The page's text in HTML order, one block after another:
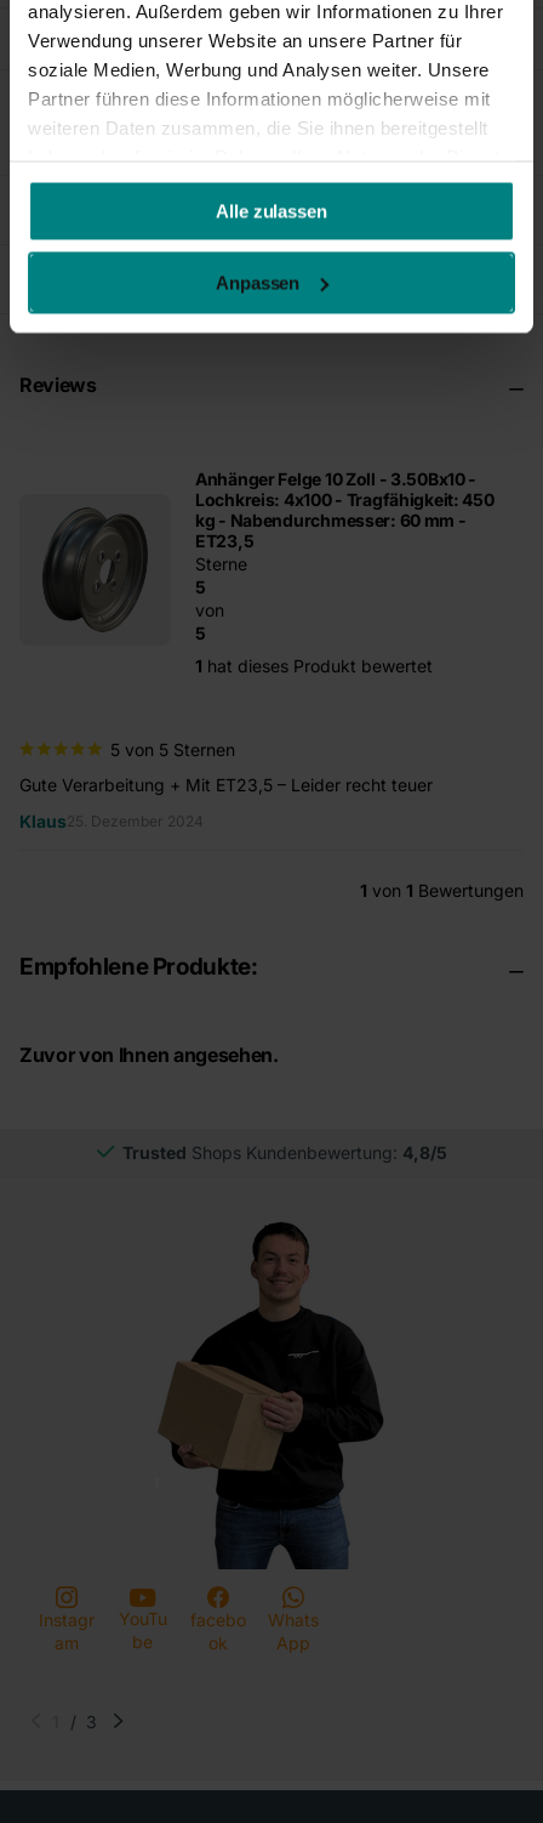
analysieren. Außerdem geben wir Informationen zu Ihrer
Verwendung unserer Website an unsere Partner für
soziale Medien, Werbung und Analysen weiter. Unsere
Partner führen diese Informationen möglicherweise mit
weiteren Daten zusammen, die Sie ihnen bereitgestellt
gesammelt haben.
Alle zulassen
Anpassen
Wie groß ist der Lochkreis der Felge?
Produktbeschreibung
Reviews
Anhänger Felge 10 Zoll - 3.50Bx10 -
Lochkreis: 4x100 - Tragfähigkeit: 450
kg - Nabendurchmesser: 60 mm -
ET23,5
5
von
5
Sterne
1 hat dieses Produkt bewertet
5 von 5 Sternen
Gute Verarbeitung + Mit ET23,5 – Leider recht teuer
Klaus25. Dezember 2024
1 von 1 Bewertungen
Empfohlene Produkte:
Zuvor von Ihnen angesehen.
Trusted Shops Kundenbewertung: 4,8/5
Instagr
am
YouTu
be
facebo
ok
Whats
App
/ 3